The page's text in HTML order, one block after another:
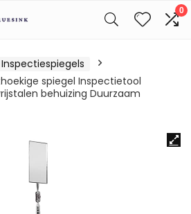
0
Inspectiespiegels
spiegel Inspectietool
behuizing Duurzaam